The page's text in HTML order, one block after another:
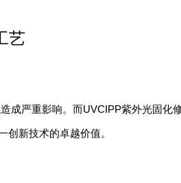
艺
成严重影响。而UVCIPP紫外光固化
新技术的卓越价值。